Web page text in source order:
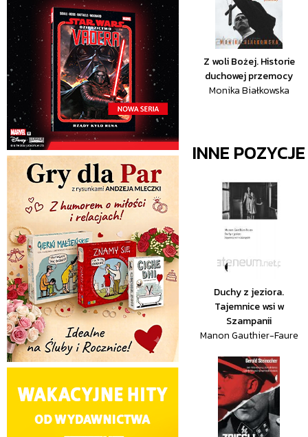
Z woli Bożej. Historie
duchowej przemocy
Monika Białkowska
INNE
Duchy z jeziora.
Tajemnice wsi w
Szampanii
Manon Gauthier-Faure